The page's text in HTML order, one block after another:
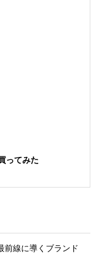
ってみた
前線に導くブランド